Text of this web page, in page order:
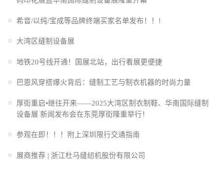
希音/以纯/宝成等品牌终端买家名单发布！！!
大湾区缝制设备展
地铁20号线开通！国展北站，出行看展更便捷
巴恩风穿搭爆火背后：缝制工艺与制衣机器的时尚力量
厚街重启•继往开来——2025大湾区制衣制鞋、华南国际缝制
设备展 新闻发布会在东莞厚街隆重举行！
参观在即！！！附上深圳限行交通指南
展商推荐 | 浙江杜马缝纫机股份有限公司